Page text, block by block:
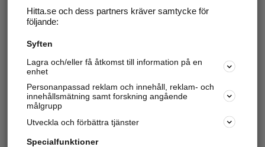
Hitta.se och dess partners kräver samtycke för
följande:
Syften
Lagra och/eller få åtkomst till information på en
enhet
Personanpassad reklam och innehåll, reklam- och
innehållsmätning samt forskning angående
målgrupp
Utveckla och förbättra tjänster
Specialfunktioner